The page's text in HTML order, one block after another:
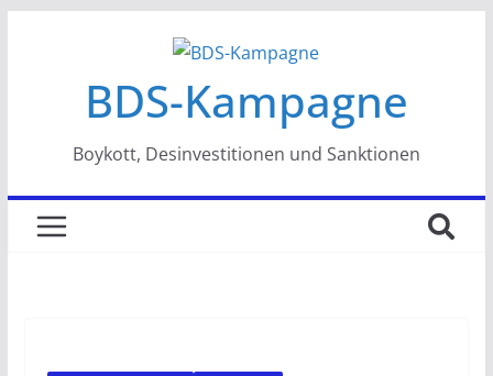
BDS-Kampagne
Boykott, Desinvestitionen und Sanktionen